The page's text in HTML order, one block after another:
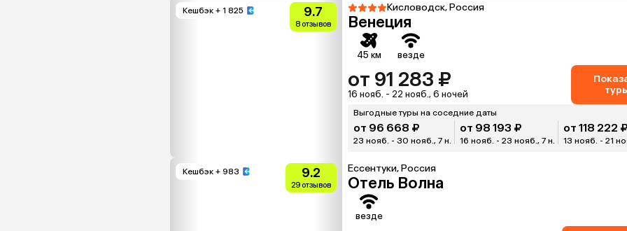
Кешбэк + 1 825 9.7
8 отзывов
Кисловодск, Россия
Венеция
45 км везде
от 91 283 ₽
16 нояб. - 22 нояб., 6 ночей
Выгодные туры на соседние даты
от 96 668 ₽
23 нояб. - 30 нояб., 7 н.
от 98 193 ₽
16 нояб. - 23 нояб., 7 н.
от 118 222
13 нояб. - 21
Кешбэк + 983 9.2
29 отзывов
Ессентуки, Россия
Отель Волна
везде